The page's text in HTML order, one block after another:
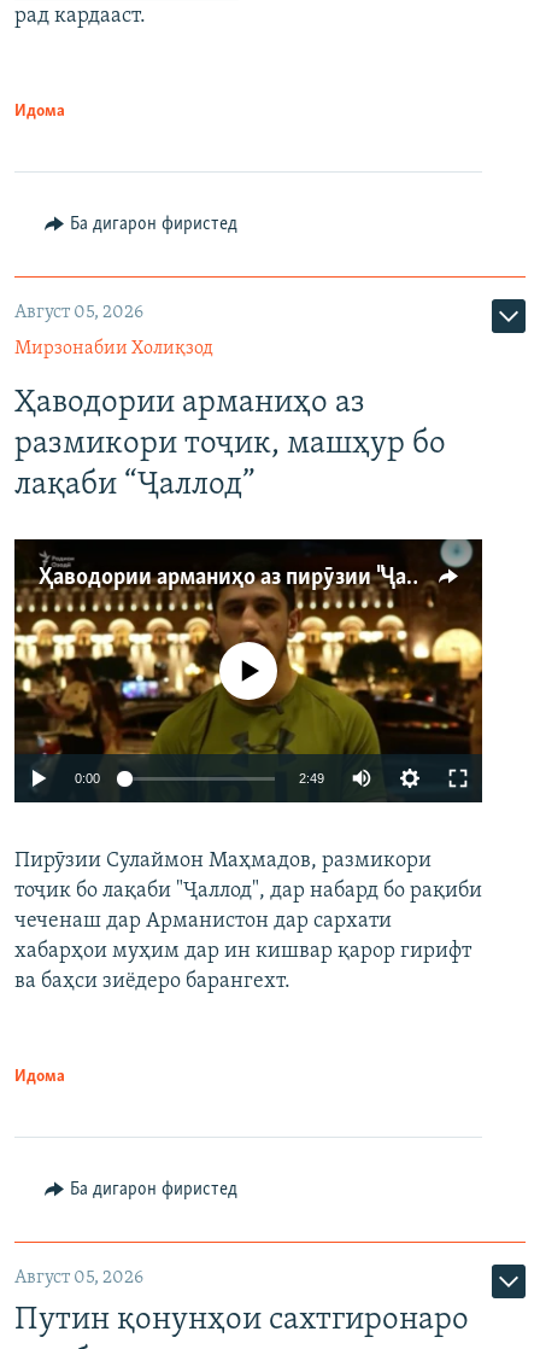
рад кардааст.
Идома
Ба дигарон фиристед
Август 05, 2026
Мирзонабии Холиқзод
Ҳаводории арманиҳо аз
размикори тоҷик, машҳур бо
лақаби “Ҷаллод”
Ҳаводории арманиҳо аз пирӯзии "Ҷаллод"-и тоҷик
Auto 240p 360p 480p
720p 1080p
Феълан кор намекунад
0:00 2:49
360p
480p
Пирӯзии Сулаймон Маҳмадов, размикори
тоҷик бо лақаби "Ҷаллод", дар набард бо рақиби
чеченаш дар Арманистон дар сархати
хабарҳои муҳим дар ин кишвар қарор гирифт
ва баҳси зиёдеро барангехт.
Идома
Ба дигарон фиристед
Август 05, 2026
Путин қонунҳои сахтгиронаро